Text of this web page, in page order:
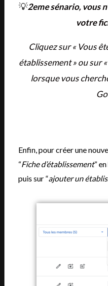
💡2eme sénario, vous
votre
Cliquez sur « Vous
établissement » ou sur
lorsque vous
Enfin, pour créer une
“Fiche d’établissement”
puis sur “ajouter un